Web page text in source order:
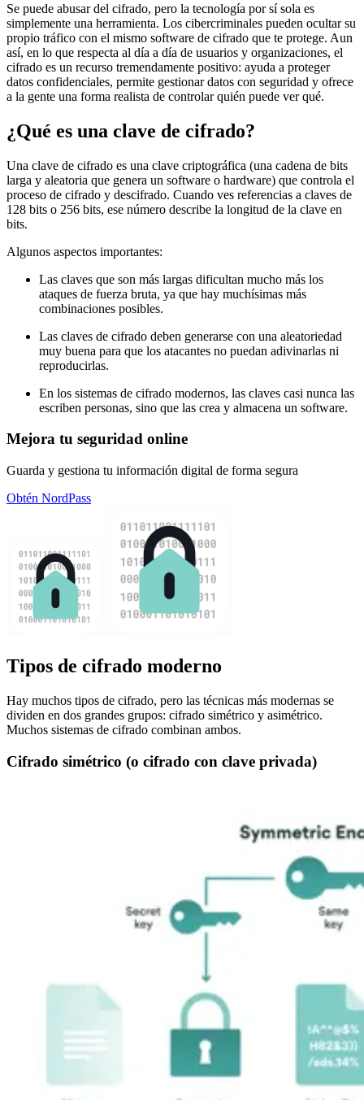
Se puede abusar del cifrado, pero la tecnología por sí sola es
simplemente una herramienta. Los cibercriminales pueden ocultar su
propio tráfico con el mismo software de cifrado que te protege. Aun
así, en lo que respecta al día a día de usuarios y organizaciones, el
cifrado es un recurso tremendamente positivo: ayuda a proteger
datos confidenciales, permite gestionar datos con seguridad y ofrece
a la gente una forma realista de controlar quién puede ver qué.
¿Qué es una clave de cifrado?
Una clave de cifrado es una clave criptográfica (una cadena de bits
larga y aleatoria que genera un software o hardware) que controla el
proceso de cifrado y descifrado. Cuando ves referencias a claves de
128 bits o 256 bits, ese número describe la longitud de la clave en
bits.
Algunos aspectos importantes:
Las claves que son más largas dificultan mucho más los
ataques de fuerza bruta, ya que hay muchísimas más
combinaciones posibles.
Las claves de cifrado deben generarse con una aleatoriedad
muy buena para que los atacantes no puedan adivinarlas ni
reproducirlas.
En los sistemas de cifrado modernos, las claves casi nunca las
escriben personas, sino que las crea y almacena un software.
Mejora tu seguridad online
Guarda y gestiona tu información digital de forma segura
Obtén NordPass
Tipos de cifrado moderno
Hay muchos tipos de cifrado, pero las técnicas más modernas se
dividen en dos grandes grupos: cifrado simétrico y asimétrico.
Muchos sistemas de cifrado combinan ambos.
Cifrado simétrico (o cifrado con clave privada)